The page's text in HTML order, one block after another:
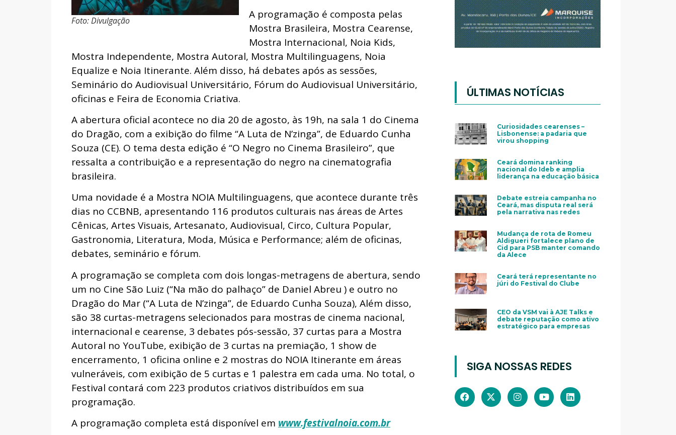
Foto: Divulgação
A programação é composta pelas
Mostra Brasileira, Mostra Cearense,
Mostra Internacional, Noia Kids,
Mostra Independente, Mostra Autoral, Mostra Multilinguagens, Noia
Equalize e Noia Itinerante. Além disso, há debates após as sessões,
Seminário do Audiovisual Universitário, Fórum do Audiovisual Universitário,
oficinas e Feira de Economia Criativa.
A abertura oficial acontece no dia 20 de agosto, às 19h, na sala 1 do Cinema
do Dragão, com a exibição do filme “A Luta de N’zinga”, de Eduardo Cunha
Souza (CE). O tema desta edição é “O Negro no Cinema Brasileiro”, que
ressalta a contribuição e a representação do negro na cinematografia
brasileira.
Uma novidade é a Mostra NOIA Multilinguagens, que acontece durante três
dias no CCBNB, apresentando 116 produtos culturais nas áreas de Artes
Cênicas, Artes Visuais, Artesanato, Audiovisual, Circo, Cultura Popular,
Gastronomia, Literatura, Moda, Música e Performance; além de oficinas,
debates, seminário e fórum.
A programação se completa com dois longas-metragens de abertura, sendo
um no Cine São Luiz (“Na mão do palhaço” de Daniel Abreu ) e outro no
Dragão do Mar (“A Luta de N’zinga”, de Eduardo Cunha Souza), Além disso,
são 38 curtas-metragens selecionados para mostras de cinema nacional,
internacional e cearense, 3 debates pós-sessão, 37 curtas para a Mostra
Autoral no YouTube, exibição de 3 curtas na premiação, 1 show de
encerramento, 1 oficina online e 2 mostras do NOIA Itinerante em áreas
vulneráveis, com exibição de 5 curtas e 1 palestra em cada uma. No total, o
Festival contará com 223 produtos criativos distribuídos em sua
programação.
A programação completa está disponível em www.festivalnoia.com.br
ÚLTIMAS NOTÍCIAS
Curiosidades cearenses –
Lisbonense: a padaria que
virou shopping
Ceará domina ranking
nacional do Ideb e amplia
liderança na educação básica
Debate estreia campanha no
Ceará, mas disputa real será
pela narrativa nas redes
Mudança de rota de Romeu
Aldigueri fortalece plano de
Cid para PSB manter comando
da Alece
Ceará terá representante no
júri do Festival do Clube
CEO da VSM vai à AJE Talks e
debate reputação como ativo
estratégico para empresas
SIGA NOSSAS REDES